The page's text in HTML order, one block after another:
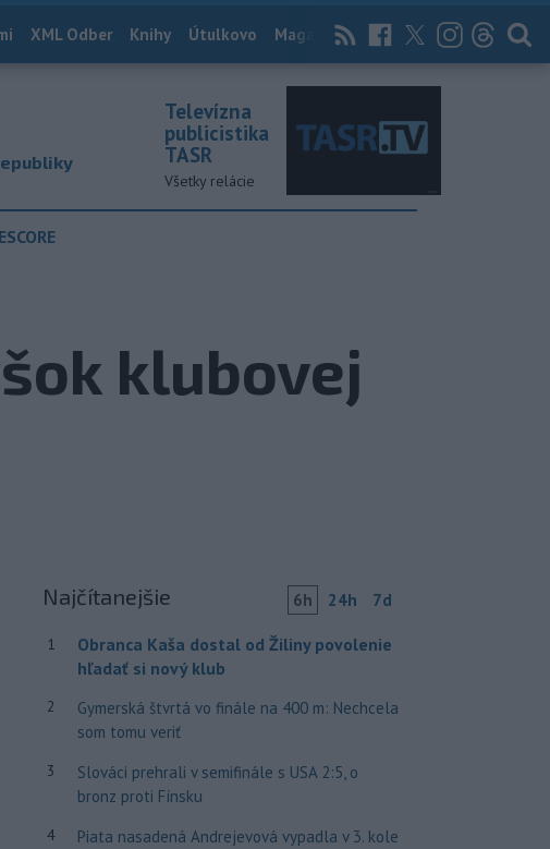
XML Odber Knihy Útulkovo Magazín News Now Archív
Televízna
publicistika
TASR
Všetky relácie
klubovej
Najčítanejšie 6h 24h 7d
1
Obranca Kaša dostal od Žiliny povolenie
hľadať si nový klub
2
Gymerská štvrtá vo finále na 400 m: Nechcela
som tomu veriť
3
Slováci prehrali v semifinále s USA 2:5, o
bronz proti Fínsku
4
Piata nasadená Andrejevová vypadla v 3. kole